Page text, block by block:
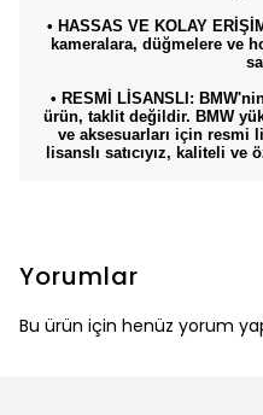
• HASSAS VE KOLAY
kameralara, düğmelere ve
• RESMİ LİSANSLI:
ürün, taklit değildir. BMW
ve aksesuarları için resmi
lisanslı satıcıyız, kaliteli
Yorumlar
Bu ürün için henüz yorum